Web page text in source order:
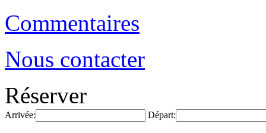
Commentaires
Nous contacter
Réserver
Arrivée: Départ: